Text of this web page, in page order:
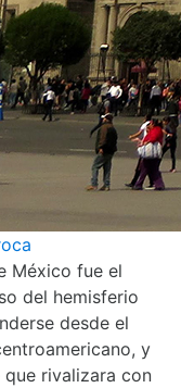
México fue el
del hemisferio
desde el
y
rivalizara con